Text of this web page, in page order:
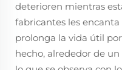
deterioren mientras
fabricantes les
prolonga la vida útil por
hecho, alrededor de